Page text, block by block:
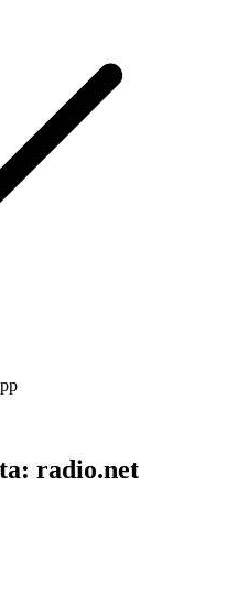
radio.net